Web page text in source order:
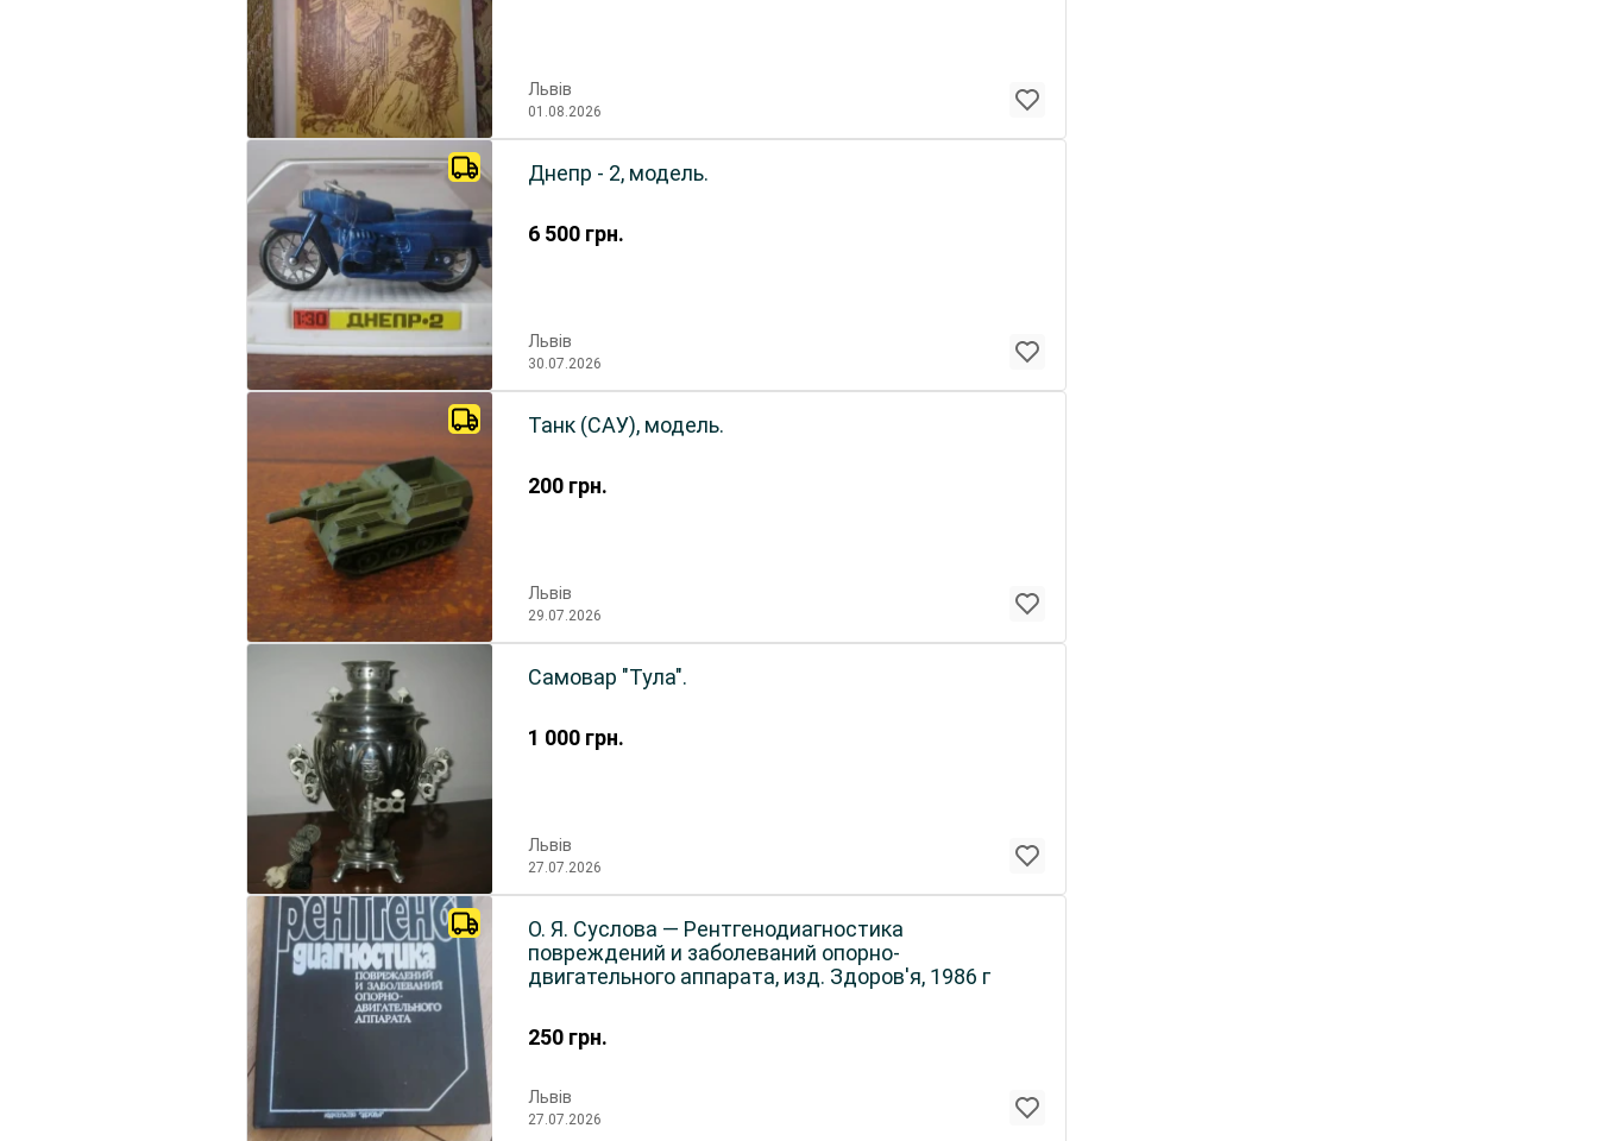
Львів
01.08.2026
6 500 грн.
Днепр - 2, модель.
Львів
30.07.2026
200 грн.
Танк (САУ), модель.
Львів
29.07.2026
1 000 грн.
Самовар "Тула".
Львів
27.07.2026
250 грн.
О. Я. Суслова — Рентгенодиагностика
повреждений и заболеваний опорно-
двигательного аппарата, изд. Здоров'я, 1986 г
Львів
27.07.2026